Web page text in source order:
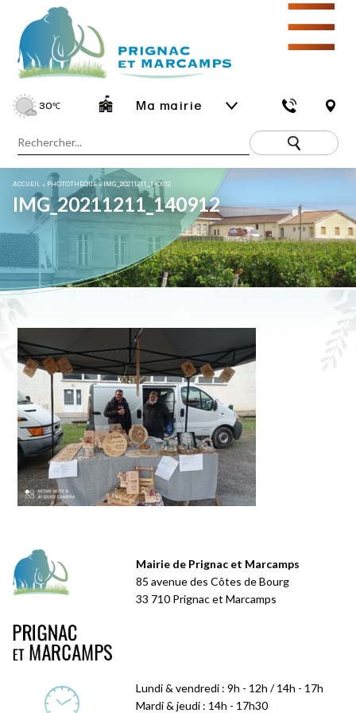
30℃ Ma mairie
☰
ACCUEIL » PHOTOTHÈQUE»IMG_20211211_140912
IMG_20211211_140912
Mairie de Prignac et Marcamps
85 avenue des Côtes de Bourg
33 710 Prignac et Marcamps
Lundi & vendredi : 9h - 12h / 14h - 17h
Mardi & jeudi : 14h - 17h30